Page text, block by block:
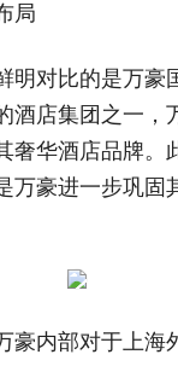
局
明对比的是万豪
酒店集团之一，
奢华酒店品牌。
万豪进一步巩固
豪内部对于上海